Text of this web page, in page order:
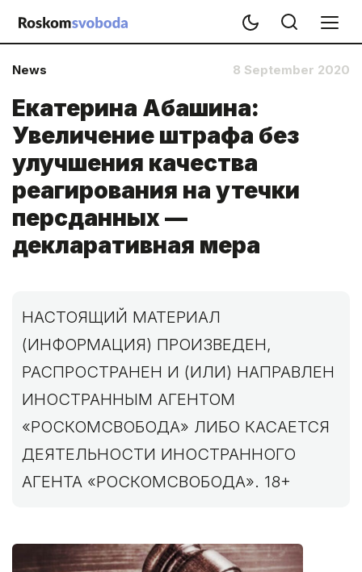
News 8 September 2020
Екатерина Абашина:
Увеличение штрафа без
улучшения качества
реагирования на утечки
персданных —
декларативная мера
НАСТОЯЩИЙ МАТЕРИАЛ
(ИНФОРМАЦИЯ) ПРОИЗВЕДЕН,
РАСПРОСТРАНЕН И (ИЛИ) НАПРАВЛЕН
ИНОСТРАННЫМ АГЕНТОМ
«РОСКОМСВОБОДА» ЛИБО КАСАЕТСЯ
ДЕЯТЕЛЬНОСТИ ИНОСТРАННОГО
АГЕНТА «РОСКОМСВОБОДА». 18+